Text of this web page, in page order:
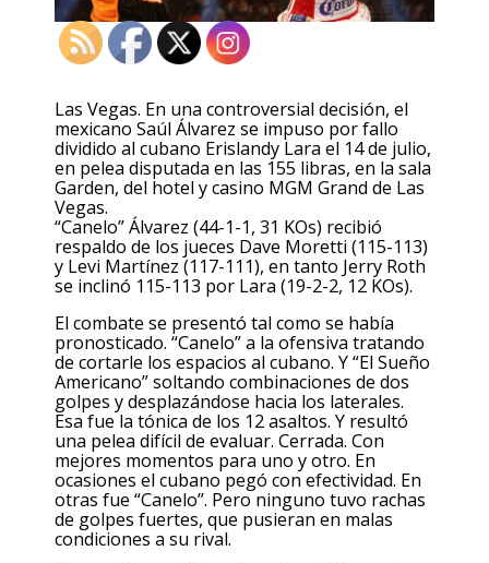
Las Vegas. En una controversial decisión, el
mexicano Saúl Álvarez se impuso por fallo
dividido al cubano Erislandy Lara el 14 de julio,
en pelea disputada en las 155 libras, en la sala
Garden, del hotel y casino MGM Grand de Las
Vegas.
“Canelo” Álvarez (44-1-1, 31 KOs) recibió
respaldo de los jueces Dave Moretti (115-113)
y Levi Martínez (117-111), en tanto Jerry Roth
se inclinó 115-113 por Lara (19-2-2, 12 KOs).
El combate se presentó tal como se había
pronosticado. “Canelo” a la ofensiva tratando
de cortarle los espacios al cubano. Y “El Sueño
Americano” soltando combinaciones de dos
golpes y desplazándose hacia los laterales.
Esa fue la tónica de los 12 asaltos. Y resultó
una pelea difícil de evaluar. Cerrada. Con
mejores momentos para uno y otro. En
ocasiones el cubano pegó con efectividad. En
otras fue “Canelo”. Pero ninguno tuvo rachas
de golpes fuertes, que pusieran en malas
condiciones a su rival.